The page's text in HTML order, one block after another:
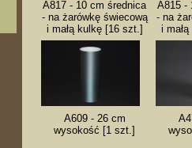
A817 - 10 cm średnica
- na żarówkę świecową
i małą kulkę [16 szt.]
A815 -
- na
i
A609 - 26 cm
wysokość [1 szt.]